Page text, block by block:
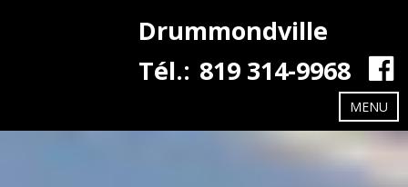
Drummondville
Tél.: 819 314-9968
MENU